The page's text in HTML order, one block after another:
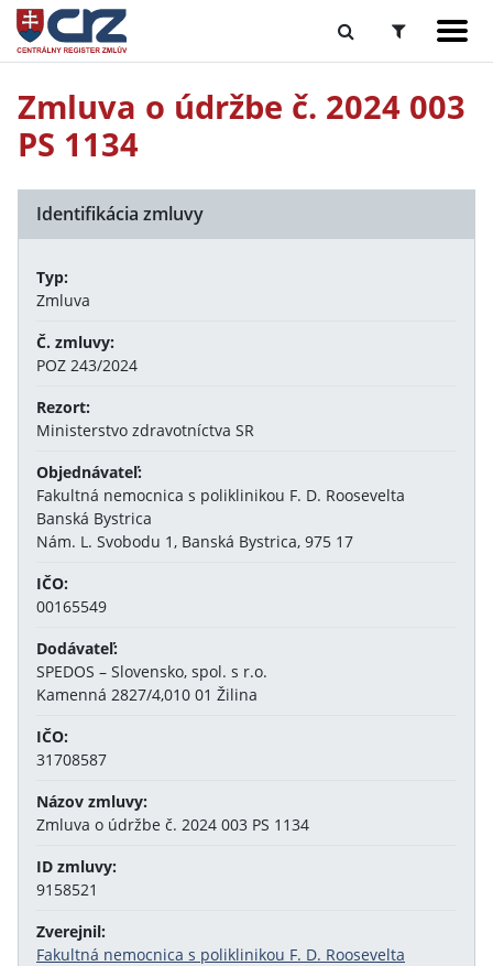
Zmluva o údržbe č. 2024 003
PS 1134
Identifikácia zmluvy
Typ:
Zmluva
Č. zmluvy:
POZ 243/2024
Rezort:
Ministerstvo zdravotníctva SR
Objednávateľ:
Fakultná nemocnica s poliklinikou F. D. Roosevelta
Banská Bystrica
Nám. L. Svobodu 1, Banská Bystrica, 975 17
IČO:
00165549
Dodávateľ:
SPEDOS – Slovensko, spol. s r.o.
Kamenná 2827/4,010 01 Žilina
IČO:
31708587
Názov zmluvy:
Zmluva o údržbe č. 2024 003 PS 1134
ID zmluvy:
9158521
Zverejnil:
Fakultná nemocnica s poliklinikou F. D. Roosevelta